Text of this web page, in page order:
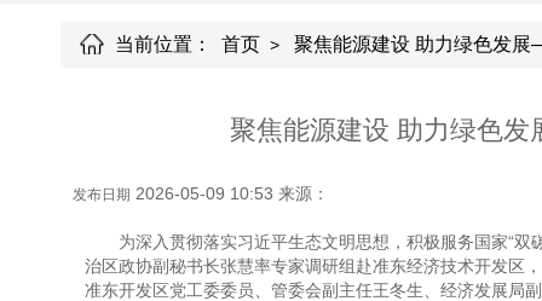
当前位置： 首页 > 聚焦能源建设 助力绿色发
聚焦能源建设 助力绿色
发布日期 2026-05-09 10:53 来源：
为深入贯彻落实习近平生态文明思想，积极服务国家“
治区政协副秘书长张慧率专家调研组赴准东经济技术开发区
准东开发区党工委委员、管委会副主任王冬生、经济发展局